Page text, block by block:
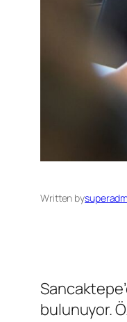
Written by
bulunuyor.